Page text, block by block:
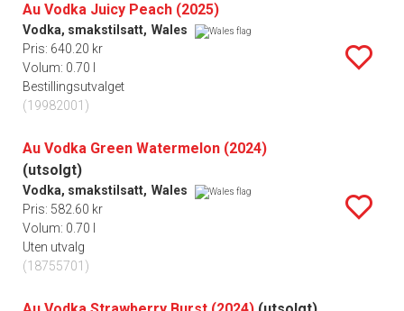
Au Vodka Juicy Peach (2025)
Vodka, smakstilsatt, Wales
Pris: 640.20 kr
Volum: 0.70 l
Bestillingsutvalget
(19982001)
Au Vodka Green Watermelon (2024)
(utsolgt)
Vodka, smakstilsatt, Wales
Pris: 582.60 kr
Volum: 0.70 l
Uten utvalg
(18755701)